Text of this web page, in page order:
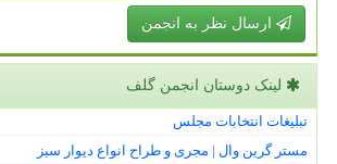
ارسال نظر به انجمن
لینک دوستان انجمن گلف
تبلیغات انتخابات مجلس
مستر گرین وال | مجری و طراح انواع دیوار سبز